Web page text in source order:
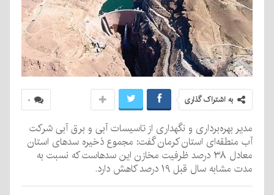
۰ به اشتراک گذاری
مدیر بهره‌برداری و نگهداری از تاسیسات آبی و برق آبی شرکت
آب منطقه‌ای استان کرمان گفت: مجموع ذخیره سدهای استان
معادل ۳۸ درصد ظرفیت مخازن این سدهاست که نسبت به
مدت مشابه سال قبل ۱۹ درصد کاهش دارد.